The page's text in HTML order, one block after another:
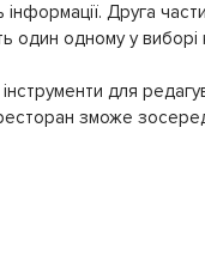
Друга
один одному у виборі
для
зможе